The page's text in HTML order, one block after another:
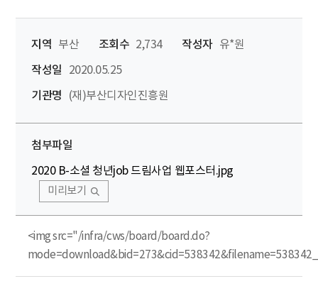
지역 부산 조회수 2,734 작성자 유*원
작성일
2020.05.25
기관명
(재)부산디자인진흥원
첨부파일
2020 B-소셜 청년job 드림사업 웹포스터.jpg
미리보기
<img src="/infra/cws/board/board.do?